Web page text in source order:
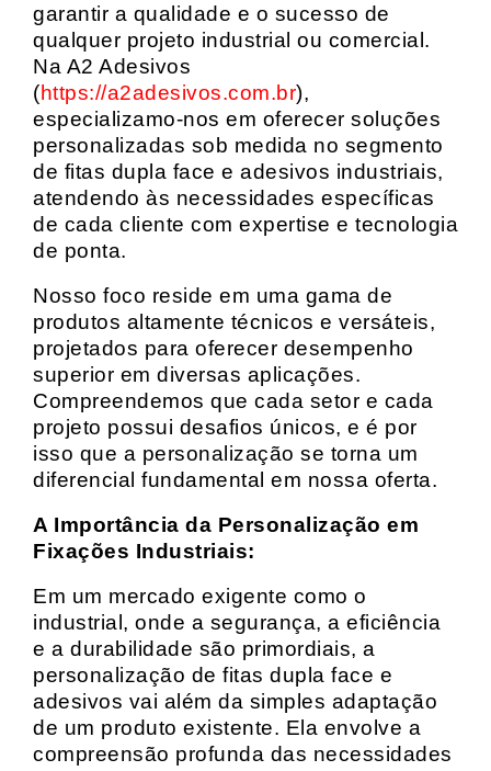
garantir a qualidade e o sucesso de
qualquer projeto industrial ou comercial.
Na A2 Adesivos
(https://a2adesivos.com.br),
especializamo-nos em oferecer soluções
personalizadas sob medida no segmento
de fitas dupla face e adesivos industriais,
atendendo às necessidades específicas
de cada cliente com expertise e tecnologia
de ponta.
Nosso foco reside em uma gama de
produtos altamente técnicos e versáteis,
projetados para oferecer desempenho
superior em diversas aplicações.
Compreendemos que cada setor e cada
projeto possui desafios únicos, e é por
isso que a personalização se torna um
diferencial fundamental em nossa oferta.
A Importância da Personalização em
Fixações Industriais:
Em um mercado exigente como o
industrial, onde a segurança, a eficiência
e a durabilidade são primordiais, a
personalização de fitas dupla face e
adesivos vai além da simples adaptação
de um produto existente. Ela envolve a
compreensão profunda das necessidades